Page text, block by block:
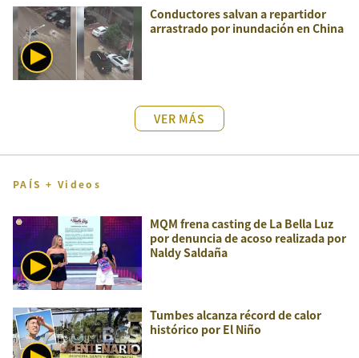
Conductores salvan a repartidor
arrastrado por inundación en China
VER MÁS
PAÍS + Videos
MQM frena casting de La Bella Luz
por denuncia de acoso realizada por
Naldy Saldaña
Tumbes alcanza récord de calor
histórico por El Niño